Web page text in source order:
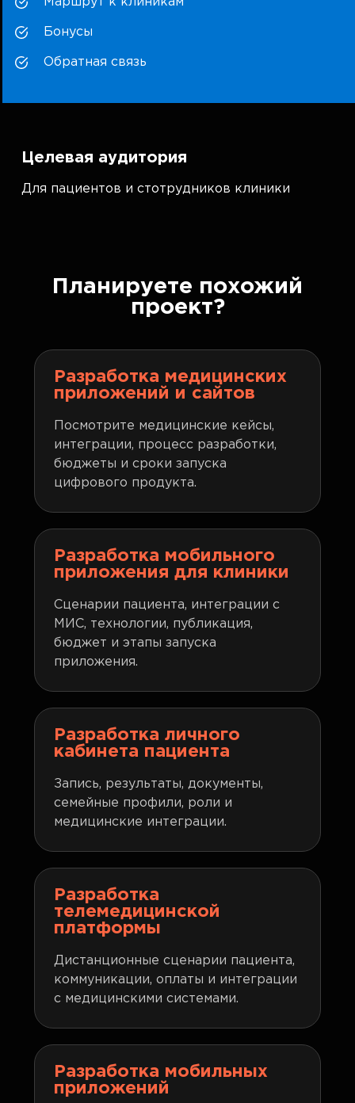
Бонусы
Обратная связь
Целевая аудитория
Для пациентов и стотрудников клиники
Планируете похожий
проект?
Разработка медицинских
приложений и сайтов
Посмотрите медицинские кейсы,
интеграции, процесс разработки,
бюджеты и сроки запуска
цифрового продукта.
Разработка мобильного
приложения для клиники
Сценарии пациента, интеграции с
МИС, технологии, публикация,
бюджет и этапы запуска
приложения.
Разработка личного
кабинета пациента
Запись, результаты, документы,
семейные профили, роли и
медицинские интеграции.
Разработка
телемедицинской
платформы
Дистанционные сценарии пациента,
коммуникации, оплаты и интеграции
с медицинскими системами.
Разработка мобильных
приложений